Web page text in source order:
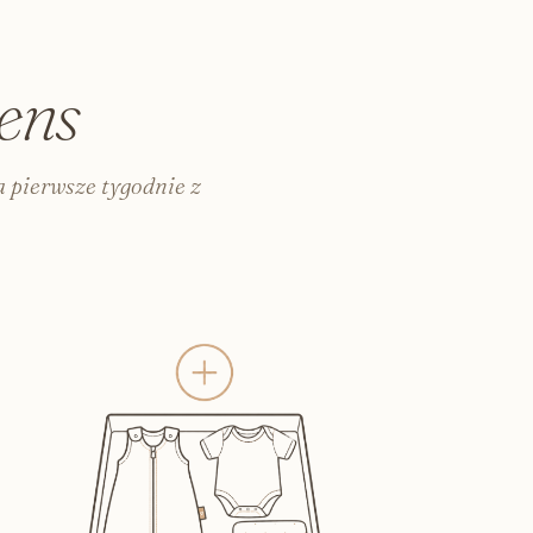
kursy
dorosłych
tygodnie z